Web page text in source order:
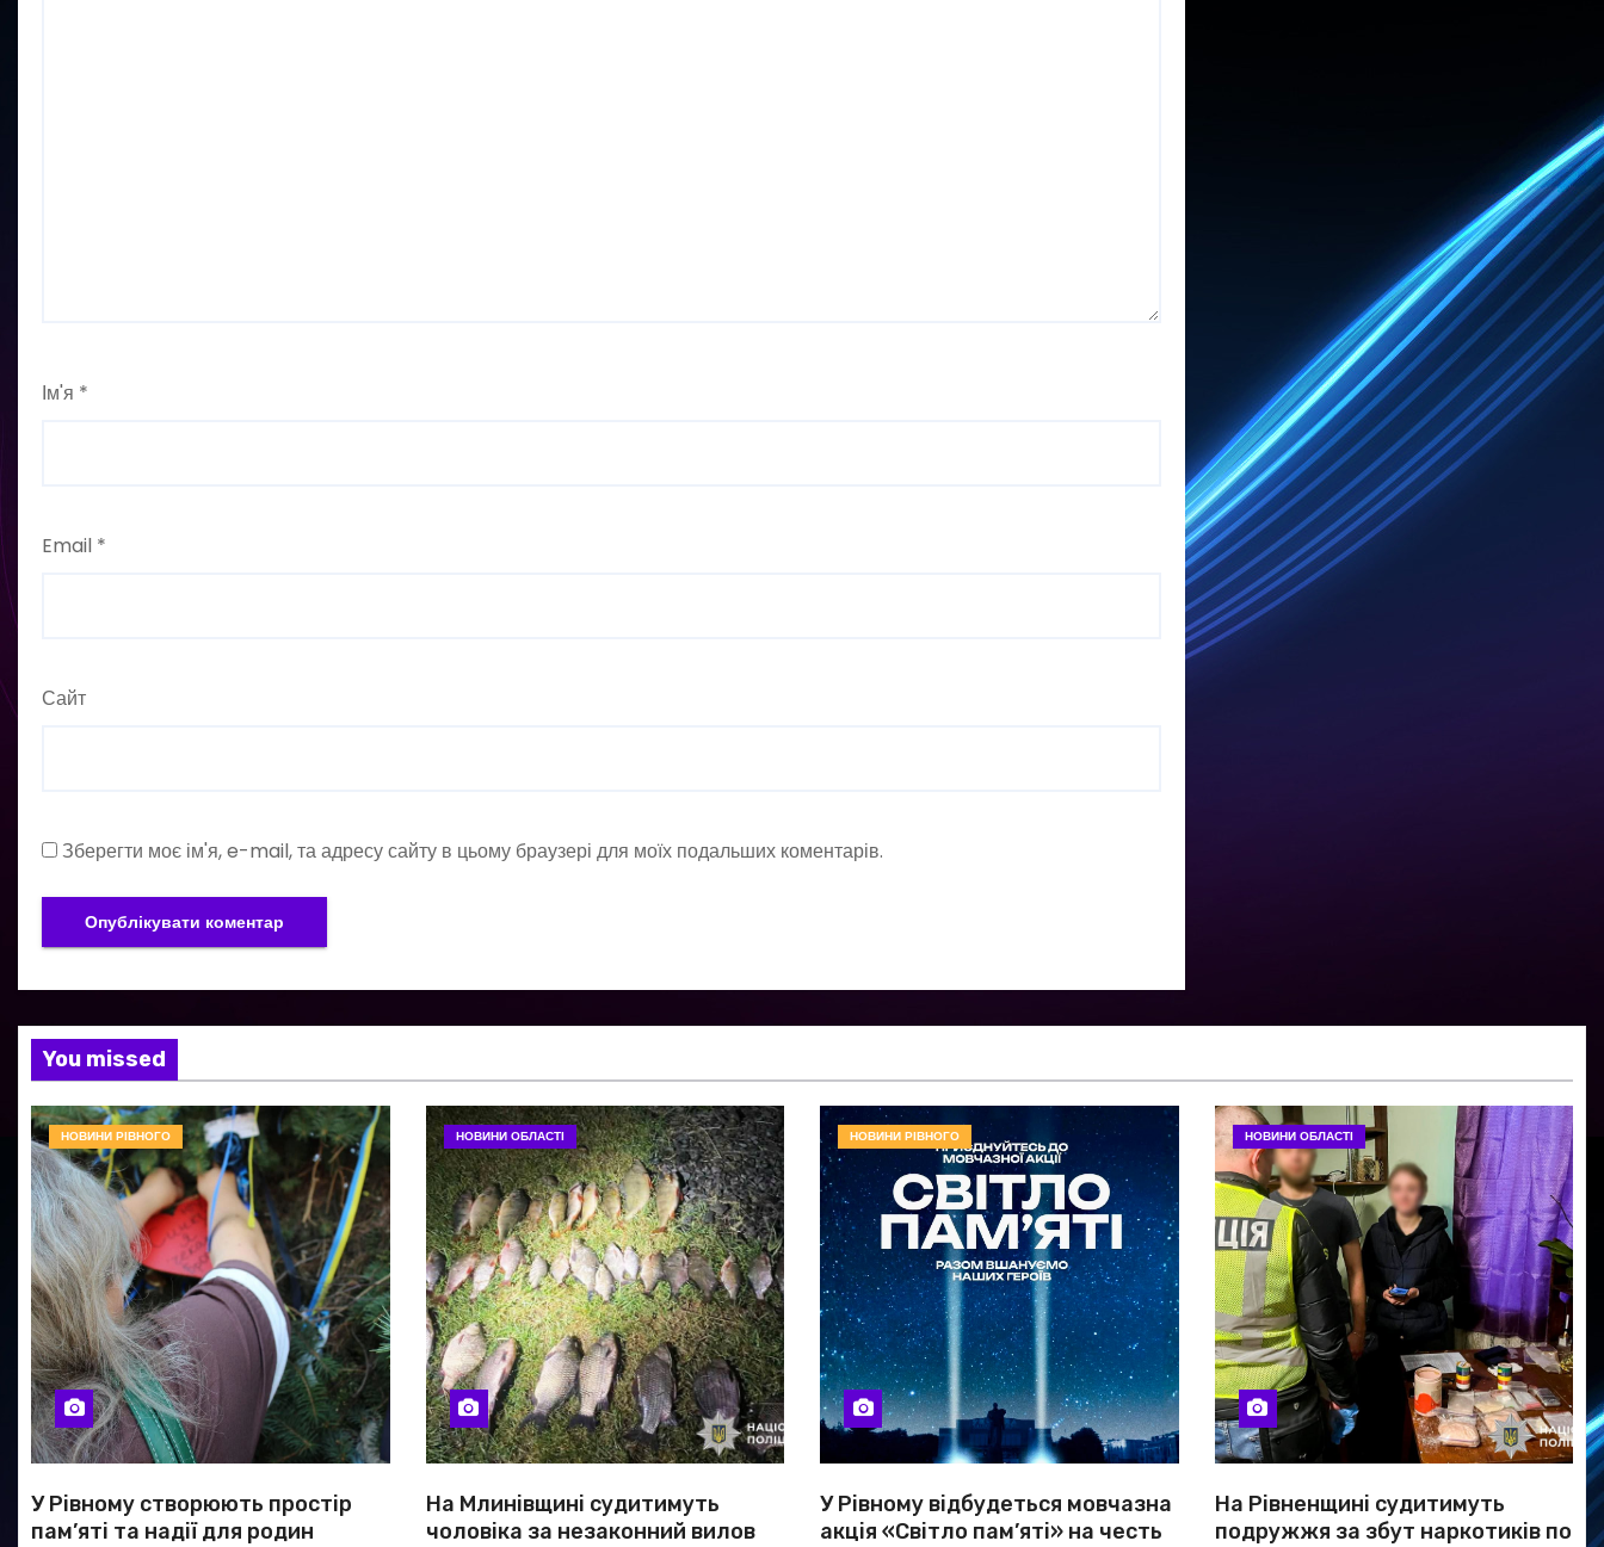
Ім'я *
Email *
Сайт
Зберегти моє ім'я, e-mail, та адресу сайту в цьому браузері для моїх подальших коментарів.
You missed
НОВИНИ РІВНОГО
У Рівному створюють простір
пам’яті та надії для родин
НОВИНИ ОБЛАСТІ
На Млинівщині судитимуть
чоловіка за незаконний вилов
НОВИНИ РІВНОГО
У Рівному відбудеться мовчазна
акція «Світло пам’яті» на честь
НОВИНИ ОБЛАСТІ
На Рівненщині судитимуть
подружжя за збут наркотиків по